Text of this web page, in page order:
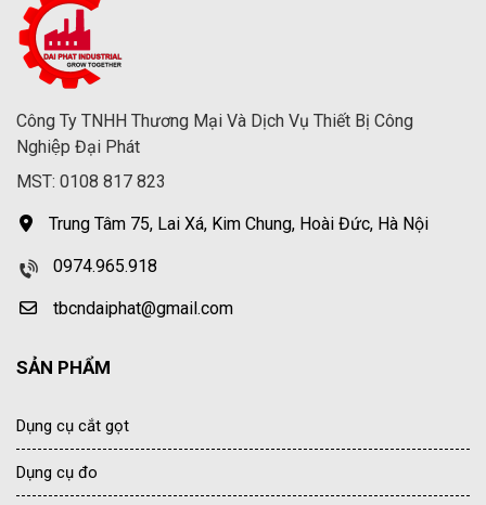
Công Ty TNHH Thương Mại Và Dịch Vụ Thiết Bị Công
Nghiệp Đại Phát
MST: 0108 817 823
Trung Tâm 75, Lai Xá, Kim Chung, Hoài Đức, Hà Nội
0974.965.918
tbcndaiphat@gmail.com
SẢN PHẨM
Dụng cụ cắt gọt
Dụng cụ đo